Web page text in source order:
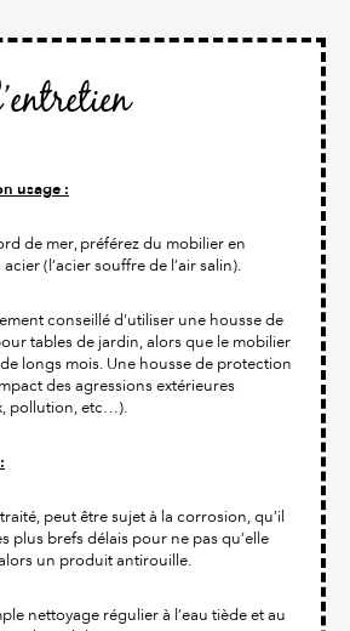
usage :
de mer, préférez du mobilier en
(l’acier souffre de l’air salin).
conseillé d'utiliser une housse de
tables de jardin, alors que le mobilier
longs mois. Une housse de protection
des agressions extérieures
pollution, etc…).
traité, peut être sujet à la corrosion, qu’il
plus brefs délais pour ne pas qu’elle
un produit antirouille.
nettoyage régulier à l’eau tiède et au